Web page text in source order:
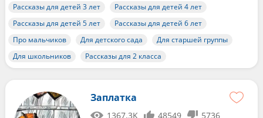
Рассказы для детей 3 лет
Рассказы для детей 4 лет
Рассказы для детей 5 лет
Рассказы для детей 6 лет
Про мальчиков
Для детского сада
Для старшей группы
Для школьников
Рассказы для 2 класса
Заплатка
1367.3K 48549
5736